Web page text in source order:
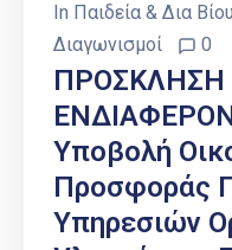
In Παιδεία & Δια
Διαγωνισμοί
0
ΠΡΟΣΚΛΗΣΗ
Υποβολή
Προσφοράς
Υπηρεσιών